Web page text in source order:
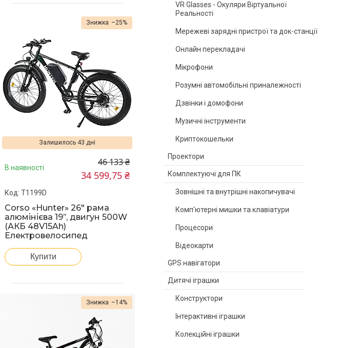
VR Glasses - Окуляри Віртуальної
Реальності
Мережеві зарядні пристрої та док-станції
Онлайн перекладачі
Мікрофони
Розумні автомобільні приналежності
Дзвінки і домофони
Музичні інструменти
Криптокошельки
Проектори
Комплектуючі для ПК
Зовнішні та внутрішні накопичувачі
Комп'ютерні мишки та клавіатури
Процесори
Відеокарти
GPS навігатори
Дитячі іграшки
Конструктори
Інтерактивні іграшки
Колекційні іграшки
–25%
Залишилось 43 дні
В наявності 46 133 ₴
34 599,75 ₴
T1199D
Corso «Hunter» 26" рама
алюмінієва 19’’, двигун 500W
(АКБ 48V15Ah)
Електровелосипед
Купити
–14%